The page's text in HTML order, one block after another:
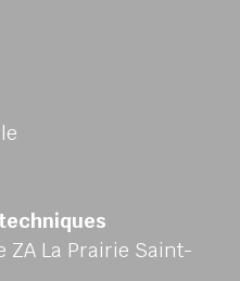
ZA La Prairie Saint-